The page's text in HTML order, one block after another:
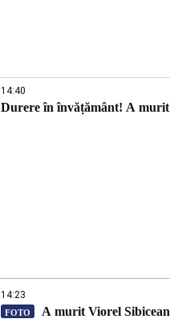
14:40
Durere în învățământ! A murit
14:23
FOTO A murit Viorel